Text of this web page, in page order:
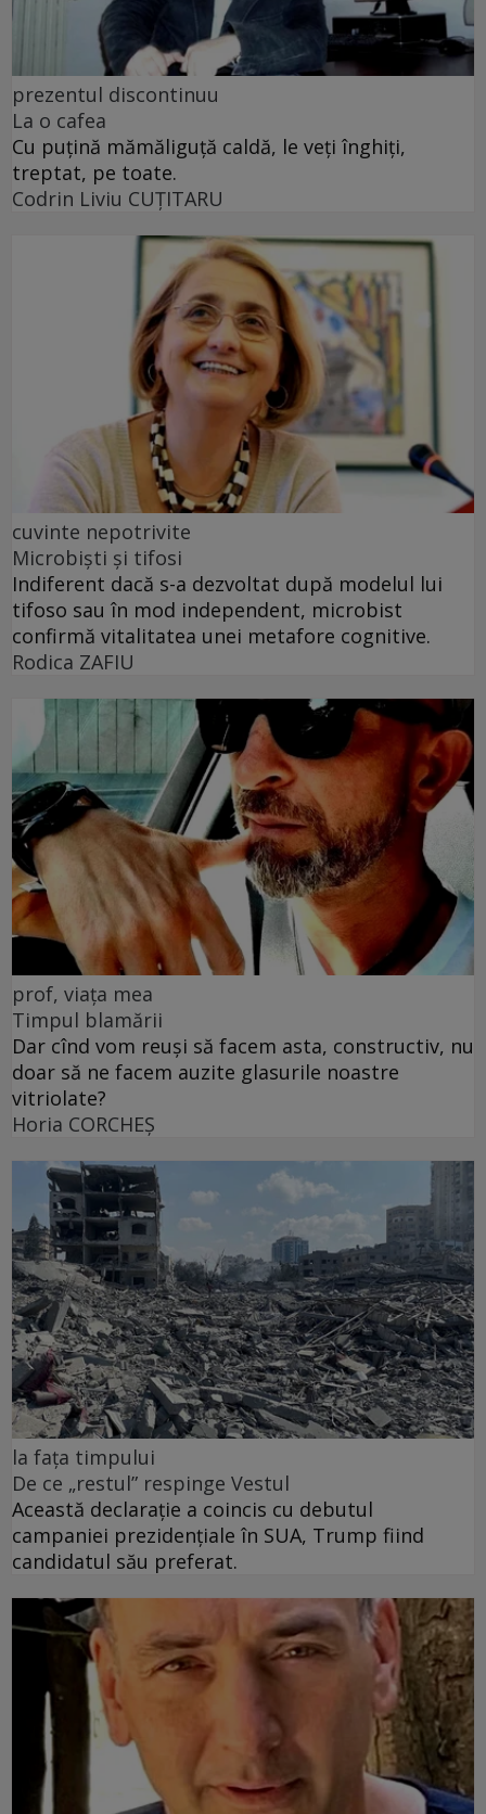
prezentul discontinuu
La o cafea
Cu puţină mămăliguţă caldă, le veţi înghiţi,
treptat, pe toate.
Codrin Liviu CUŢITARU
cuvinte nepotrivite
Microbiști și tifosi
Indiferent dacă s-a dezvoltat după modelul lui
tifoso sau în mod independent, microbist
confirmă vitalitatea unei metafore cognitive.
Rodica ZAFIU
prof, viața mea
Timpul blamării
Dar cînd vom reuși să facem asta, constructiv, nu
doar să ne facem auzite glasurile noastre
vitriolate?
Horia CORCHEŞ
la fața timpului
De ce „restul” respinge Vestul
Această declarație a coincis cu debutul
campaniei prezidențiale în SUA, Trump fiind
candidatul său preferat.